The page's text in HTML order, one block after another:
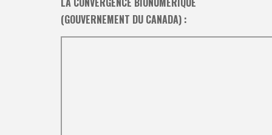
(GOUVERNEMENT DU CANADA) :